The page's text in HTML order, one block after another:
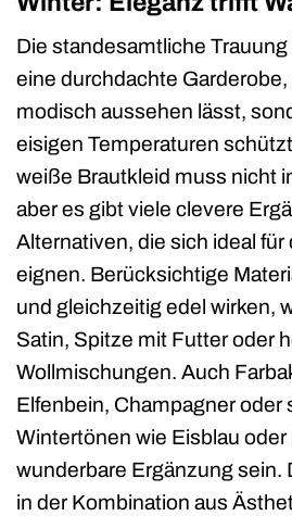
Die standesamtliche
eine durchdachte
modisch aussehen lässt,
eisigen Temperaturen
weiße Brautkleid muss nicht
aber es gibt viele clevere
Alternativen, die sich ideal
eignen. Berücksichtige
und gleichzeitig edel wirken,
Satin, Spitze mit Futter oder
Wollmischungen. Auch
Elfenbein, Champagner oder
Wintertönen wie Eisblau
wunderbare Ergänzung sein.
in der Kombination aus